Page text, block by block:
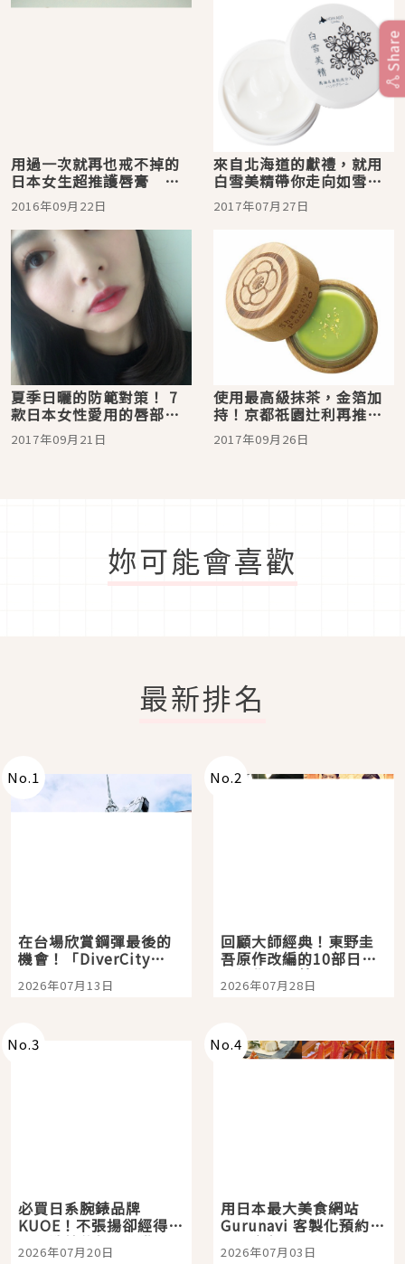
用過一次就再也戒不掉的
日本女生超推護唇膏 柔
軟唇瓣讓妳桃花開♡
2016年09月22日
來自北海道的獻禮，就用
白雪美精帶你走向如雪般
淨白透亮的肌膚吧
2017年07月27日
夏季日曬的防範對策！ 7
款日本女性愛用的唇部保
養品介紹
2017年09月21日
使用最高級抹茶，金箔加
持！京都祇園辻利再推
「抹茶護膚膏」
2017年09月26日
妳可能會喜歡
最新排名
No.1
在台場欣賞鋼彈最後的
機會！「DiverCity
Tokyo Plaza」搭船、
購物、美食及夜景，一
2026年07月13日
No.2
回顧大師經典！東野圭
吾原作改編的10部日本
影視作品推薦
2026年07月28日
No.3
必買日系腕錶品牌
KUOE！不張揚卻經得起
時間洗鍊的經典之作五
2026年07月20日
No.4
用日本最大美食網站
Gurunavi 客製化預約九
大都市餐廳，打造專屬
2026年07月03日
Share